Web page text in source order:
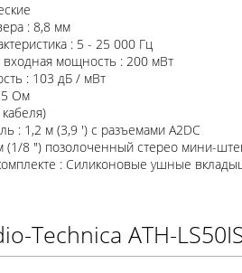
: 8,8 мм
: 5 - 25 000 Гц
мощность : 200 мВт
: 103 дБ / мВт
Ом
: 1,2 м (3,9 ') с разъемами A2DC
(1/8 ") позолоченный стерео мини-
: Силиконовые ушные
Technica ATH-